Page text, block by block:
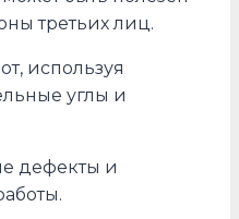
третьих лиц.
используя
углы и
дефекты и